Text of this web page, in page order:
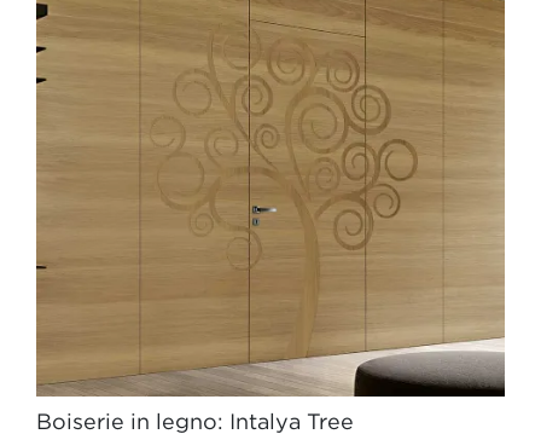
Boiserie in legno: Intalya Tree